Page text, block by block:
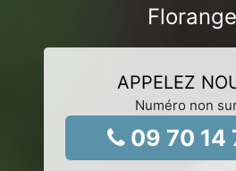
APPELEZ
Numéro non
09 70 14